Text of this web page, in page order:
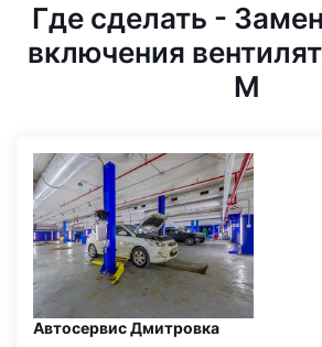
Где сделать -
включения
M
Автосервис Дмитровка